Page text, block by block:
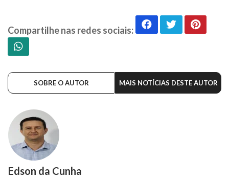
Compartilhe nas redes sociais:
SOBRE O AUTOR MAIS NOTÍCIAS DESTE AUTOR
Edson da Cunha